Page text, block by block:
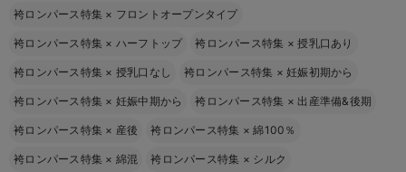
袴ロンパース特集 × フロントオープンタイプ
袴ロンパース特集 × ハーフトップ 袴ロンパース特集 ×授乳口あり
袴ロンパース特集 × 授乳口なし 袴ロンパース特集 ×妊娠初期から
袴ロンパース特集 × 妊娠中期から 袴ロンパース特集 × 出産準備&後期
袴ロンパース特集 × 産後 袴ロンパース特集 ×綿100％
袴ロンパース特集 × 綿混 袴ロンパース特集 × シルク